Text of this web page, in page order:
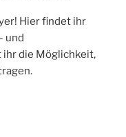
Hier findet ihr
und
die Möglichkeit,